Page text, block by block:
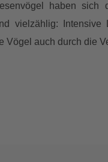
haben
vielzählig:
Vögel auch durch die